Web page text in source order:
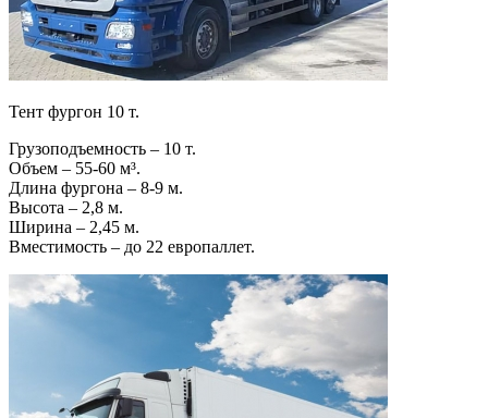
Тент фургон 10 т.
Грузоподъемность – 10 т.
Объем – 55-60 м³.
Длина фургона – 8-9 м.
Высота – 2,8 м.
Ширина – 2,45 м.
Вместимость – до 22 европаллет.